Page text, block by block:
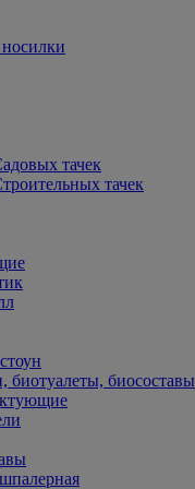
тачек
тачек
биосоставы